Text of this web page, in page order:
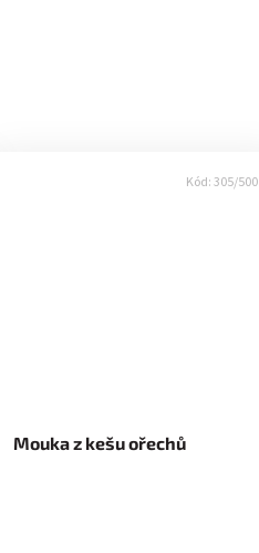
Mouka z kešu ořechů
Kód:305/500